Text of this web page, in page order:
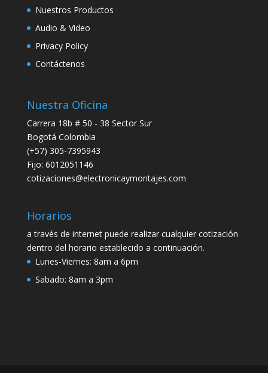
Nuestros Productos
Audio & Video
Privacy Policy
Contáctenos
Nuestra Oficina
Carrera 18b # 50 - 38 Sector Sur
Bogotá Colombia
(+57) 305-7395943
Fijo: 6012051146
cotizaciones@electronicaymontajes.com
Horarios
a través de internet puede realizar cualquier cotización
dentro del horario establecido a continuación.
Lunes-Viernes: 8am a 6pm
Sabado: 8am a 3pm